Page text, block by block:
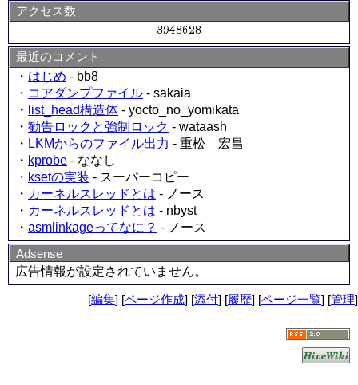
アクセス数
最近のコメント
・ はじめ - bb8
・ コアダンプファイル - sakaia
・
list_head構造体 - yocto_no_yomikata
・ 勧告ロックと強制ロック - wataash
・ LKMからのファイル出力 - 重松 宏昌
・ kprobe - ななし
・ ksetの実装 - スーパーコピー
・ カーネルスレッドとは - ノース
・ カーネルスレッドとは - nbyst
・ asmlinkageってなに？ - ノース
Adsense
広告情報が設定されていません。
[編集] [ページ作成] [添付] [履歴] [ページ一覧] [管理]